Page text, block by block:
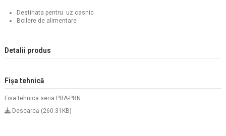
Destinata pentru uz casnic
Boilere de alimentare
Detalii produs
Fișa tehnică
Fisa tehnica seria PRA-PRN
Descarcă (260.31KB)